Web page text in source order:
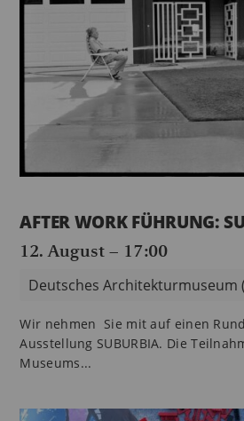
AFTER WORK FÜHRUNG:
12. August – 17:00
Deutsches Architekturmuseum
Wir nehmen Sie mit auf einen
Ausstellung SUBURBIA. Die
Museums...